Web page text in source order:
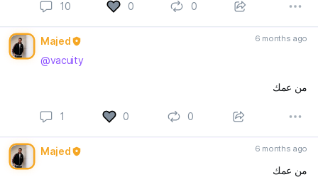
10 0 0
Majed 6 months ago
@vacuity
من عمك
1 0 0
Majed 6 months ago
من عمك